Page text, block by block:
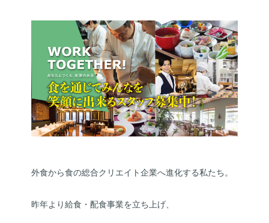
外食から食の総合クリエイト企業へ進化する私たち。
昨年より給食・配食事業を立ち上げ、